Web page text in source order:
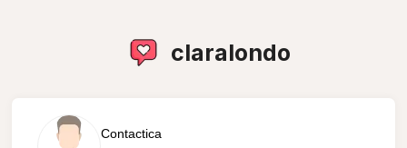
claralondo
Contactica